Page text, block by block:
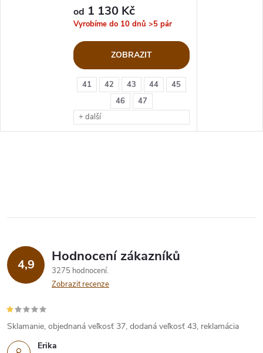
41 42 43 44
45
46
47
+ další
od 1 130 Kč
Vyrobíme do 10 dnů >5 pár
ZOBRAZIT
4,9 Hodnocení zákazníků
3275 hodnocení
Zobrazit recenze
Erika
Sklamanie, objednaná veľkosť 37, dodaná veľkosť 43, reklamácia